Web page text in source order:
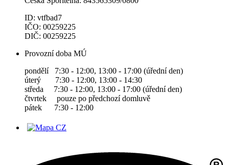
ID: vtfbad7
IČO: 00259225
DIČ: 00259225
Provozní doba MÚ
pondělí 7:30 - 12:00, 13:00 - 17:00 (úřední den)
úterý 7:30 - 12:00, 13:00 - 14:30
středa 7:30 - 12:00, 13:00 - 17:00 (úřední den)
čtvrtek pouze po předchozí domluvě
pátek 7:30 - 12:00